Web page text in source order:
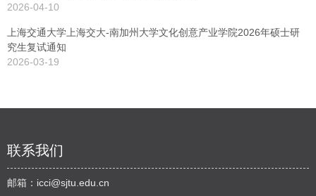
2026-04-10
上海交通大学上海交大-南加州大学文化创意产业学院2026年硕士研
究生复试通知
2026-03-19
联系我们
邮箱： icci@sjtu.edu.cn